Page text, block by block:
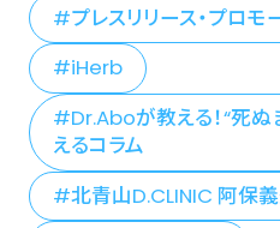
プレスリリース・プロ
iHerb
Dr.Aboが教える！“死
えるコラム
北青山D.CLINIC 阿保